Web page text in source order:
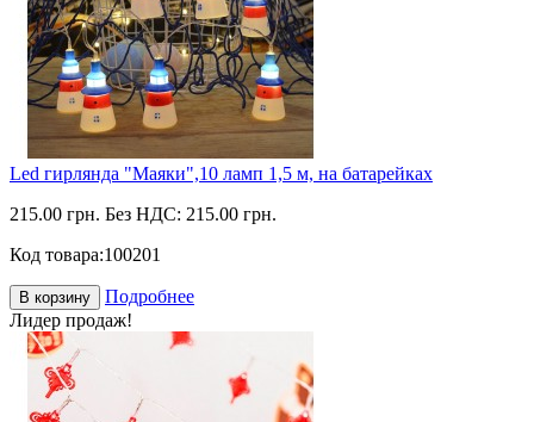
Led гирлянда "Маяки",10 ламп 1,5 м, на батарейках
215.00 грн. Без НДС: 215.00 грн.
Код товара:100201
В корзину
Подробнее
Лидер продаж!